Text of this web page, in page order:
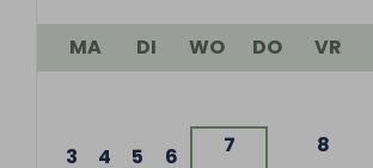
MA DI WO DO VR
3 4 5 6 7 8